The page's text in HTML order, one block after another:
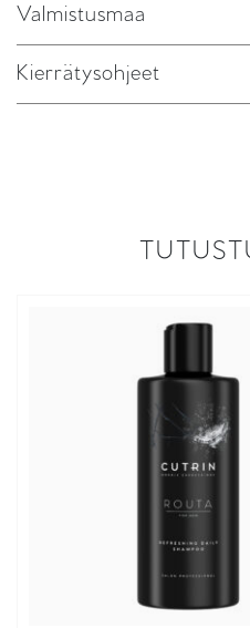
Valmistusmaa
Kierrätysohjeet